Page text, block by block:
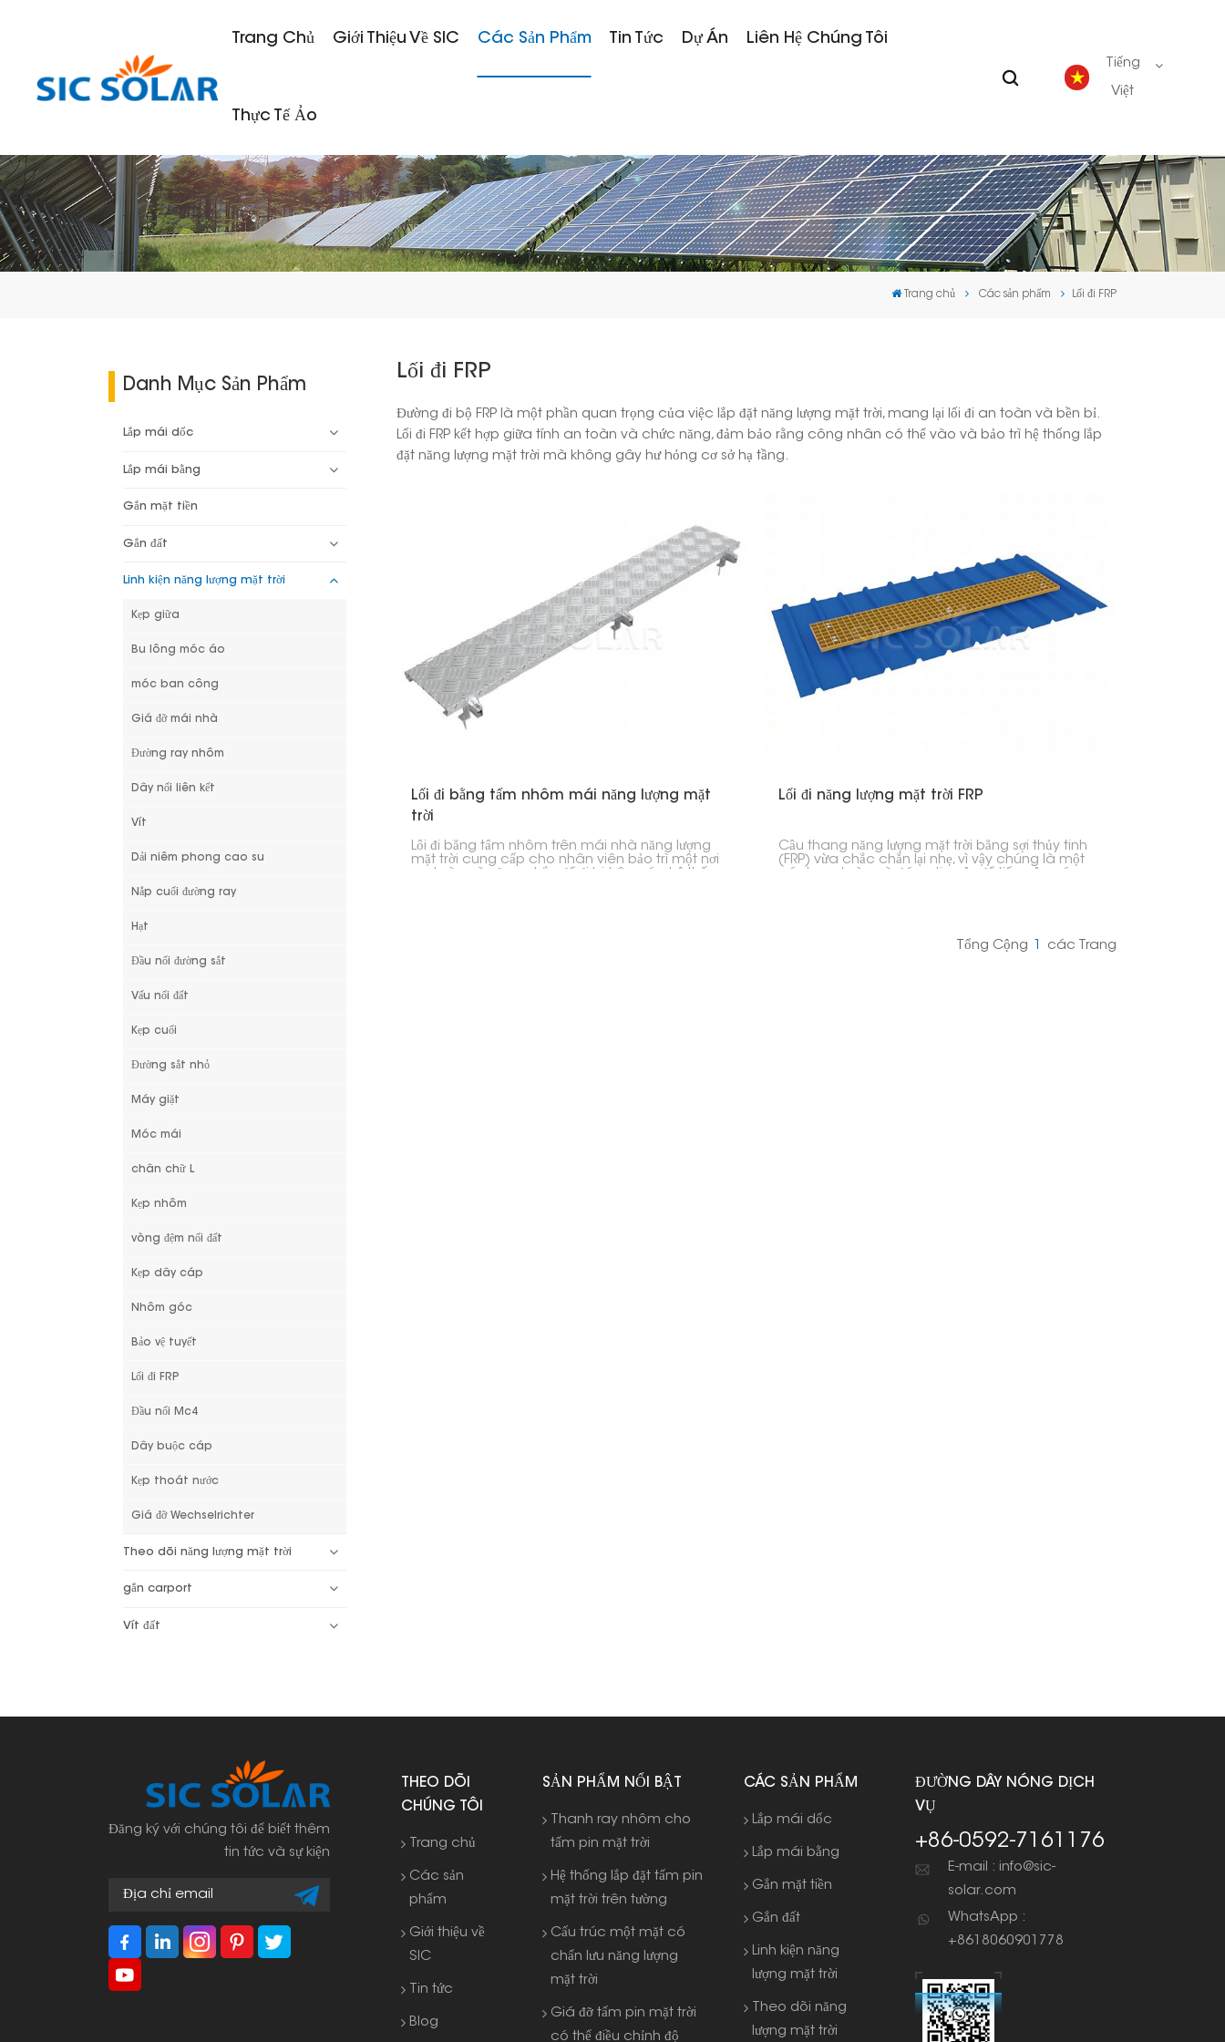
Trang Chủ Giới Thiệu Về SIC Các Sản Phẩm Tin Tức Dự Án Liên Hệ Chúng Tôi
Thực Tế Ảo
Tiếng
Việt
English
Deutsch
español
Trang chủ Các sản phẩm Lối đi FRP
Danh Mục Sản Phẩm
Lắp mái dốc
Lắp mái bằng
Gắn mặt tiền
Gắn đất
Linh kiện năng lượng mặt trời
Kẹp giữa
Bu lông móc áo
móc ban công
Giá đỡ mái nhà
Đường ray nhôm
Dây nối liên kết
Vít
Dải niêm phong cao su
Nắp cuối đường ray
Hạt
Đầu nối đường sắt
Vấu nối đất
Kẹp cuối
Đường sắt nhỏ
Máy giặt
Móc mái
chân chữ L
Kẹp nhôm
vòng đệm nối đất
Kẹp dây cáp
Nhôm góc
Bảo vệ tuyết
Lối đi FRP
Đầu nối Mc4
Dây buộc cáp
Kẹp thoát nước
Giá đỡ Wechselrichter
Theo dõi năng lượng mặt trời
gắn carport
Vít đất
Lối đi FRP
Đường đi bộ FRP là một phần quan trọng của việc lắp đặt năng lượng mặt trời, mang lại lối đi an toàn và bền bỉ.
Lối đi FRP kết hợp giữa tính an toàn và chức năng, đảm bảo rằng công nhân có thể vào và bảo trì hệ thống lắp
đặt năng lượng mặt trời mà không gây hư hỏng cơ sở hạ tầng.
Lối đi bằng tấm nhôm mái năng lượng mặt
trời
Lối đi bằng tấm nhôm trên mái nhà năng lượng
mặt trời cung cấp cho nhân viên bảo trì một nơi
Lối đi năng lượng mặt trời FRP
Cầu thang năng lượng mặt trời bằng sợi thủy tinh
(FRP) vừa chắc chắn lại nhẹ, vì vậy chúng là một
Tổng Cộng Các Trang
Đăng ký với chúng tôi để biết thêm
tin tức và sự kiện
THEO DÕI
CHÚNG TÔI
Trang chủ
Các sản
phẩm
Giới thiệu về
SIC
Tin tức
Blog
SẢN PHẨM NỔI BẬT
Thanh ray nhôm cho
tấm pin mặt trời
Hệ thống lắp đặt tấm pin
mặt trời trên tường
Cấu trúc một mặt có
chấn lưu năng lượng
mặt trời
Giá đỡ tấm pin mặt trời
có thể điều chỉnh độ
CÁC SẢN PHẨM
Lắp mái dốc
Lắp mái bằng
Gắn mặt tiền
Gắn đất
Linh kiện năng
lượng mặt trời
Theo dõi năng
lượng mặt trời
ĐƯỜNG DÂY NÓNG DỊCH
VỤ
+86-0592-7161176
E-mail : info@sic-
solar.com
WhatsApp :
+8618060901778